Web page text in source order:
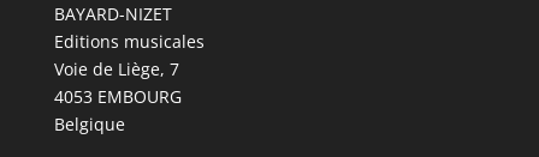
BAYARD-NIZET
Editions musicales
Voie de Liège, 7
4053 EMBOURG
Belgique